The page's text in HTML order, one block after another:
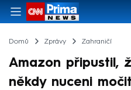
Domů Zprávy Zahraničí
Amazon připustil,
někdy nuceni